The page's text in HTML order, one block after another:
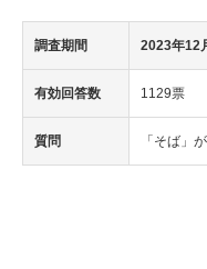
調査期間 2023年12
有効回答数 1129票
質問 「そば」